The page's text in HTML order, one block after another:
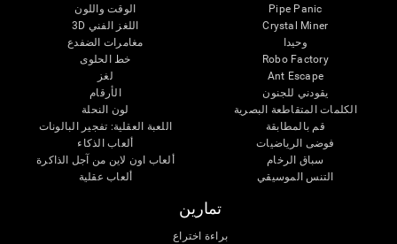
Pipe Panic
Crystal Miner
وحيدا
Robo Factory
Ant Escape
يقودني للجنون
الكلمات المتقاطعة البصرية
قم بالمطابقة
فوضى الرياضيات
سباق الرخام
التنس الموسيقي
الوقت واللون
اللغز الفني 3D
مغامرات الضفدع
خط الحلوى
لغز
الأرقام
لون النحلة
اللعبة العقلية: تفجير البالونات
ألعاب الذكاء
ألعاب اون لاين من آجل الذاكرة
ألعاب عقلية
تمارين
براءة اختراع